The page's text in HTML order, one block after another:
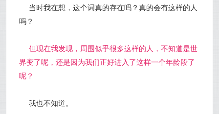
当时我在想，这个词真的存在吗？真的会有这样的人
吗？
但现在我发现，周围似乎很多这样的人，不知道是世
界变了呢，还是因为我们正好进入了这样一个年龄段了
呢？
我也不知道。